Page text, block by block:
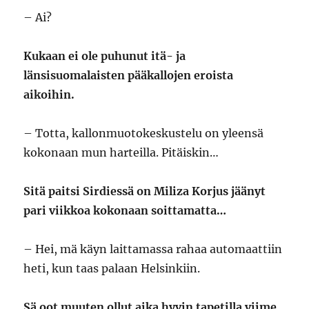
– Ai?
Kukaan ei ole puhunut itä- ja
länsisuomalaisten pääkallojen eroista
aikoihin.
– Totta, kallonmuotokeskustelu on yleensä
kokonaan mun harteilla. Pitäiskin…
Sitä paitsi Sirdiessä on Miliza Korjus jäänyt
pari viikkoa kokonaan soittamatta…
– Hei, mä käyn laittamassa rahaa automaattiin
heti, kun taas palaan Helsinkiin.